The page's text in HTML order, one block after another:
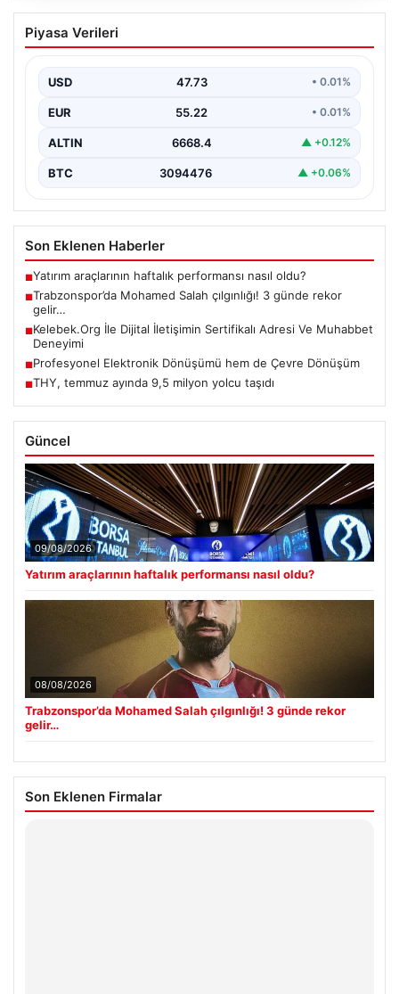
Trabzonspor’da Mohamed Salah
çılgınlığı! 3 günde rekor gelir…
Piyasa Verileri
USD 47.73 • 0.01%
EUR 55.22 • 0.01%
ALTIN 6668.4 ▲ +0.12%
BTC 3094476 ▲ +0.06%
Son Eklenen Haberler
■Yatırım araçlarının haftalık performansı nasıl oldu?
■Trabzonspor’da Mohamed Salah çılgınlığı! 3 günde rekor
gelir…
■Kelebek.Org İle Dijital İletişimin Sertifikalı Adresi Ve Muhabbet
Deneyimi
■Profesyonel Elektronik Dönüşümü hem de Çevre Dönüşüm
■THY, temmuz ayında 9,5 milyon yolcu taşıdı
Güncel
09/08/2026
Yatırım araçlarının haftalık performansı nasıl oldu?
08/08/2026
Trabzonspor’da Mohamed Salah çılgınlığı! 3 günde rekor
gelir…
Son Eklenen Firmalar